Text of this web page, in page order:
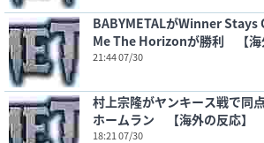
BABYMETALがWinner Stays
Me The Horizonが勝利 【海
21:44 07/30
村上宗隆がヤンキース戦で同
ホームラン 【海外の反応】
18:21 07/30